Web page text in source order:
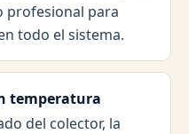
profesional para
todo el sistema.
temperatura
del colector, la